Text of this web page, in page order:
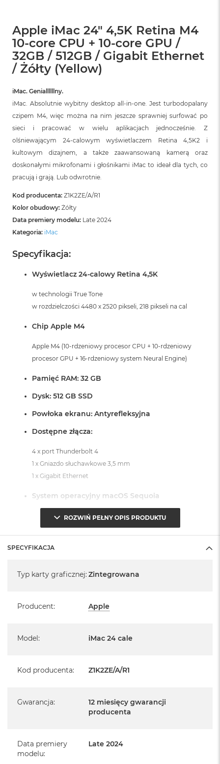
Apple iMac 24" 4,5K Retina M4
10-core CPU + 10-core GPU /
32GB / 512GB / Gigabit Ethernet
/ Żółty (Yellow)
iMac. Geniallllllny.
iMac. Absolutnie wybitny desktop all‑in‑one. Jest turbodopalany
czipem M4, więc można na nim jeszcze sprawniej surfować po
sieci i pracować w wielu aplikacjach jednocześnie. Z
olśniewającym 24‑calowym wyświetlaczem Retina 4,5K2 i
kultowym dizajnem, a także zaawansowaną kamerą oraz
doskonałymi mikrofonami i głośnikami iMac to ideał dla tych, co
pracują i grają. Lub odwrotnie.
Kod producenta: Z1K2ZE/A/R1
Kolor obudowy: Żółty
Data premiery modelu: Late 2024
Kategoria: iMac
Specyfikacja:
Wyświetlacz 24-calowy Retina 4,5K
w technologii True Tone
w rozdzielczości 4480 x 2520 pikseli, 218 pikseli na cal
Chip Apple M4
Apple M4 (10-rdzeniowy procesor CPU + 10-rdzeniowy
procesor GPU + 16-rdzeniowy system Neural Engine)
Pamięć RAM: 32 GB
Dysk: 512 GB SSD
Powłoka ekranu: Antyrefleksyjna
Dostępne złącza:
4 x port Thunderbolt 4
1 x Gniazdo słuchawkowe 3,5 mm
1 x Gigabit Ethernet
System operacyjny macOS Sequoia
- lub nowszy, z darmową aktualizacją.
Informacje o produkcie:
Posiada pełną, 12 miesięczną gwarancję
Realizowaną w każdym autoryzowanym punkcie
Szczegółowe informacje na ten temat uzyskają Państwo
kontaktując się z naszym handlowcem.
Posiada system operacyjny macOS w języku
polskim oraz polskie menu
ROZWIŃ PEŁNY OPIS PRODUKTU
SPECYFIKACJA
Typ karty graficznej: Zintegrowana
Producent: Apple
Model: iMac 24 cale
Kod producenta: Z1K2ZE/A/R1
Gwarancja:
12 miesięcy gwarancji
producenta
Data premiery
modelu:
Late 2024